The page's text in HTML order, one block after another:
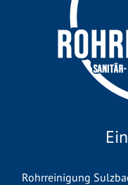
Rohrreinigung